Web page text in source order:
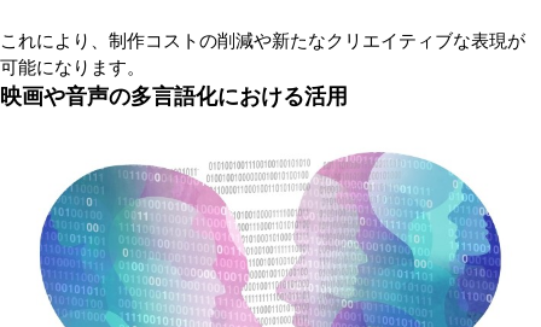
これにより、制作コストの削減や新たなクリエイティブな表現が
可能になります。
映画や音声の多言語化における活用